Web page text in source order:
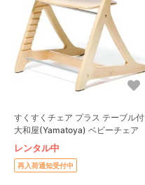
すくすくチェア プラス テーブル付
大和屋(Yamatoya) ベビーチェア
レンタル中
再入荷通知受付中